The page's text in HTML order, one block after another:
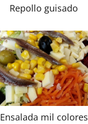
Repollo guisado
Ensalada mil colores